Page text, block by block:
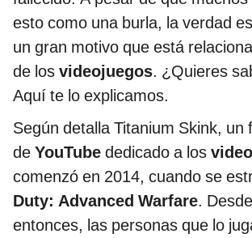
esto como una burla, la verdad
un gran motivo que está
de los videojuegos. ¿Quieres
Aquí te lo explicamos.
Según detalla Titanium Skink, un
de YouTube dedicado a los
comenzó en 2014, cuando se
Duty: Advanced Warfare.
entonces, las personas que lo